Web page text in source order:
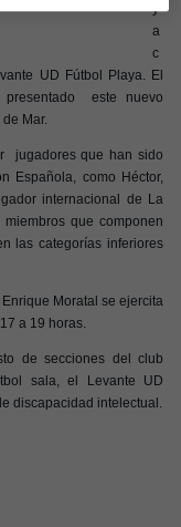
y
a
c
UD Fútbol Playa. El
presentado este nuevo
Mar.
jugadores que han sido
Española, como Héctor,
internacional de La
que componen
las categorías inferiores
Moratal se ejercita
a 19 horas.
de secciones del club
sala, el Levante UD
discapacidad intelectual.